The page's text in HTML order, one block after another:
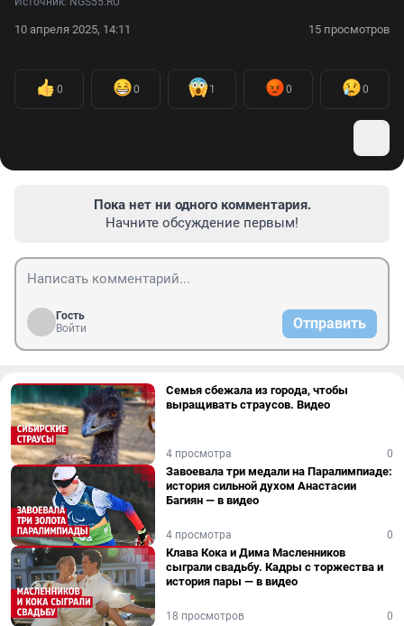
10 апреля 2025, 14:11 15 просмотров
0 0 1 0 0
Пока нет ни одного комментария.
Начните обсуждение первым!
Гость
Войти
Отправить
Семья сбежала из города, чтобы
выращивать страусов. Видео
4 просмотра 0
Завоевала три медали на Паралимпиаде:
история сильной духом Анастасии
Багиян — в видео
4 просмотра 0
Клава Кока и Дима Масленников
сыграли свадьбу. Кадры с торжества и
история пары — в видео
18 просмотров 0